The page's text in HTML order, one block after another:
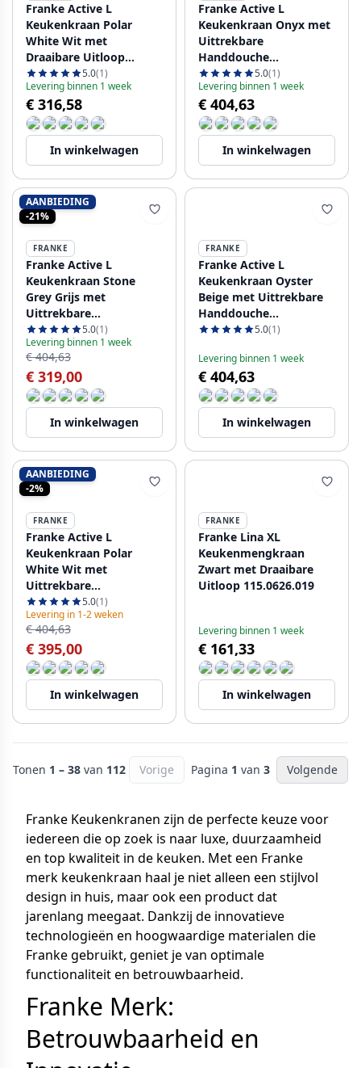
Franke Active L
Keukenkraan Polar
White Wit met
Draaibare Uitloop
115.0653.376
5.0(1)
Levering binnen 1 week
€ 316,58
In winkelwagen
Franke Active L
Keukenkraan Onyx met
Uittrekbare
Handdouche
115.0653.384
5.0(1)
Levering binnen 1 week
€ 404,63
In winkelwagen
AANBIEDING
-21%
FRANKE
Franke Active L
Keukenkraan Stone
Grey Grijs met
Uittrekbare
Handdouche
115.0653.385
5.0(1)
Levering binnen 1 week
€ 404,63
€ 319,00
In winkelwagen
FRANKE
Franke Active L
Keukenkraan Oyster
Beige met Uittrekbare
Handdouche
115.0653.389
5.0(1)
Levering binnen 1 week
€ 404,63
In winkelwagen
AANBIEDING
-2%
FRANKE
Franke Active L
Keukenkraan Polar
White Wit met
Uittrekbare
Handdouche
115.0653.387
5.0(1)
Levering in 1-2 weken
€ 404,63
€ 395,00
In winkelwagen
FRANKE
Franke Lina XL
Keukenmengkraan
Zwart met Draaibare
Uitloop 115.0626.019
Levering binnen 1 week
€ 161,33
In winkelwagen
Tonen 1 – 38 van 112 Vorige Pagina 1 van 3 Volgende
Franke Keukenkranen zijn de perfecte keuze voor
iedereen die op zoek is naar luxe, duurzaamheid
en top kwaliteit in de keuken. Met een Franke
merk keukenkraan haal je niet alleen een stijlvol
design in huis, maar ook een product dat
jarenlang meegaat. Dankzij de innovatieve
technologieën en hoogwaardige materialen die
Franke gebruikt, geniet je van optimale
functionaliteit en betrouwbaarheid.
Franke Merk:
Betrouwbaarheid en